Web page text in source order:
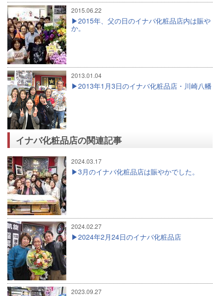
2015.06.22
2015年、父の日のイナバ化粧品店内は賑や
か。
2013.01.04
2013年1月3日のイナバ化粧品店・川崎八幡
イナバ化粧品店の関連記事
2024.03.17
3月のイナバ化粧品店は賑やかでした。
2024.02.27
2024年2月24日のイナバ化粧品店
2023.09.27